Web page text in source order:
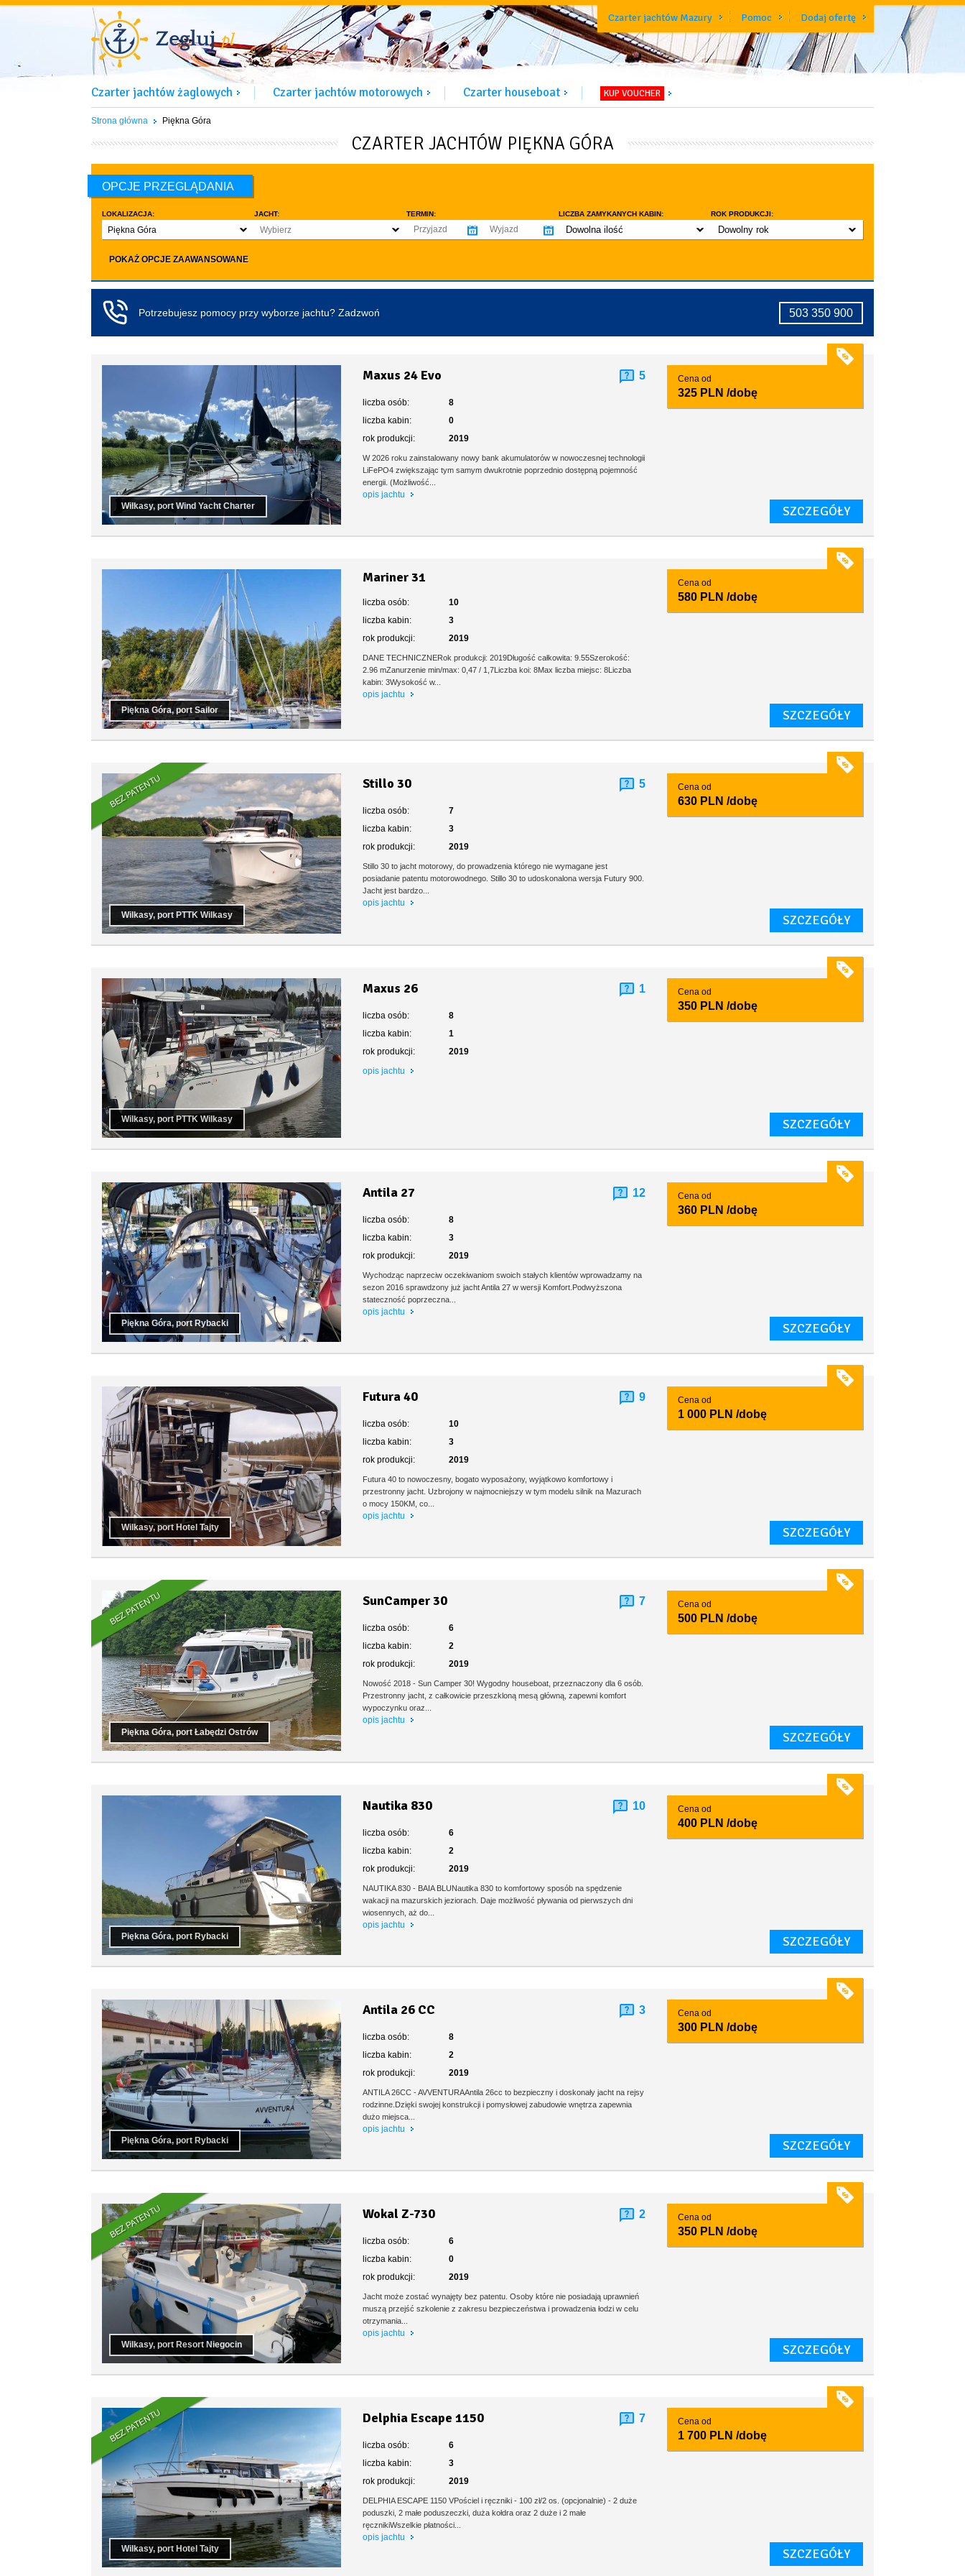
Czarter jachtów Mazury Pomoc Dodaj ofertę
Czarter jachtów żaglowych Czarter jachtów motorowych Czarter houseboat KUP VOUCHER
Strona główna Piękna Góra
CZARTER JACHTÓW PIĘKNA GÓRA
OPCJE PRZEGLĄDANIA
LOKALIZACJA:
Piękna Góra
JACHT:
Wybierz
TERMIN: LICZBA ZAMYKANYCH KABIN:
Dowolna ilość
co najmniej 3
ROK PRODUKCJI:
Dowolny rok
do 10 lat
LICZBA OSÓB:
co najmniej 4
co najmniej 5
co najmniej 6
co najmniej 7
Czarter bez patentu / licencji
Koło sterowe
Lodówka
Flybridge
POKAŻ OPCJE ZAAWANSOWANE
Potrzebujesz pomocy przy wyborze jachtu? Zadzwoń 503 350 900
Wilkasy, port Wind Yacht Charter
Maxus 24 Evo 5
liczba osób:
8
liczba kabin:
0
rok produkcji:
2019
W 2026 roku zainstalowany nowy bank akumulatorów w nowoczesnej technologii
LiFePO4 zwiększając tym samym dwukrotnie poprzednio dostępną pojemność
energii. (Możliwość...
opis jachtu
Cena od
325 PLN /dobę
SZCZEGÓŁY
Piękna Góra, port Sailor
Mariner 31
liczba osób:
10
liczba kabin:
3
rok produkcji:
2019
DANE TECHNICZNERok produkcji: 2019Długość całkowita: 9.55Szerokość:
2.96 mZanurzenie min/max: 0,47 / 1,7Liczba koi: 8Max liczba miejsc: 8Liczba
kabin: 3Wysokość w...
opis jachtu
Cena od
580 PLN /dobę
SZCZEGÓŁY
BEZ PATENTU
Wilkasy, port PTTK Wilkasy
Stillo 30 5
liczba osób:
7
liczba kabin:
3
rok produkcji:
2019
Stillo 30 to jacht motorowy, do prowadzenia którego nie wymagane jest
posiadanie patentu motorowodnego. Stillo 30 to udoskonalona wersja Futury 900.
Jacht jest bardzo...
opis jachtu
Cena od
630 PLN /dobę
SZCZEGÓŁY
Wilkasy, port PTTK Wilkasy
Maxus 26 1
liczba osób:
8
liczba kabin:
1
rok produkcji:
2019
opis jachtu
Cena od
350 PLN /dobę
SZCZEGÓŁY
Piękna Góra, port Rybacki
Antila 27 12
liczba osób:
8
liczba kabin:
3
rok produkcji:
2019
Wychodząc naprzeciw oczekiwaniom swoich stałych klientów wprowadzamy na
sezon 2016 sprawdzony już jacht Antila 27 w wersji Komfort.Podwyższona
stateczność poprzeczna...
opis jachtu
Cena od
360 PLN /dobę
SZCZEGÓŁY
Wilkasy, port Hotel Tajty
Futura 40 9
liczba osób:
10
liczba kabin:
3
rok produkcji:
2019
Futura 40 to nowoczesny, bogato wyposażony, wyjątkowo komfortowy i
przestronny jacht. Uzbrojony w najmocniejszy w tym modelu silnik na Mazurach
o mocy 150KM, co...
opis jachtu
Cena od
1 000 PLN /dobę
SZCZEGÓŁY
BEZ PATENTU
Piękna Góra, port Łabędzi Ostrów
SunCamper 30 7
liczba osób:
6
liczba kabin:
2
rok produkcji:
2019
Nowość 2018 - Sun Camper 30! Wygodny houseboat, przeznaczony dla 6 osób.
Przestronny jacht, z całkowicie przeszkloną mesą główną, zapewni komfort
wypoczynku oraz...
opis jachtu
Cena od
500 PLN /dobę
SZCZEGÓŁY
Piękna Góra, port Rybacki
Nautika 830 10
liczba osób:
6
liczba kabin:
2
rok produkcji:
2019
NAUTIKA 830 - BAIA BLUNautika 830 to komfortowy sposób na spędzenie
wakacji na mazurskich jeziorach. Daje możliwość pływania od pierwszych dni
wiosennych, aż do...
opis jachtu
Cena od
400 PLN /dobę
SZCZEGÓŁY
Piękna Góra, port Rybacki
Antila 26 CC 3
liczba osób:
8
liczba kabin:
2
rok produkcji:
2019
ANTILA 26CC - AVVENTURAAntila 26cc to bezpieczny i doskonały jacht na rejsy
rodzinne.Dzięki swojej konstrukcji i pomysłowej zabudowie wnętrza zapewnia
dużo miejsca...
opis jachtu
Cena od
300 PLN /dobę
SZCZEGÓŁY
BEZ PATENTU
Wilkasy, port Resort Niegocin
Wokal Z-730 2
liczba osób:
6
liczba kabin:
0
rok produkcji:
2019
Jacht może zostać wynajęty bez patentu. Osoby które nie posiadają uprawnień
muszą przejść szkolenie z zakresu bezpieczeństwa i prowadzenia łodzi w celu
otrzymania...
opis jachtu
Cena od
350 PLN /dobę
SZCZEGÓŁY
BEZ PATENTU
Wilkasy, port Hotel Tajty
Delphia Escape 1150 7
liczba osób:
6
liczba kabin:
3
rok produkcji:
2019
DELPHIA ESCAPE 1150 VPościel i ręczniki - 100 zł/2 os. (opcjonalnie) - 2 duże
poduszki, 2 małe poduszeczki, duża kołdra oraz 2 duże i 2 małe
ręcznikiWszelkie płatności...
opis jachtu
Cena od
1 700 PLN /dobę
SZCZEGÓŁY